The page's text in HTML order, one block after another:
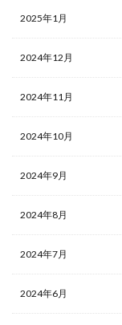
2025年1月
2024年12月
2024年11月
2024年10月
2024年9月
2024年8月
2024年7月
2024年6月